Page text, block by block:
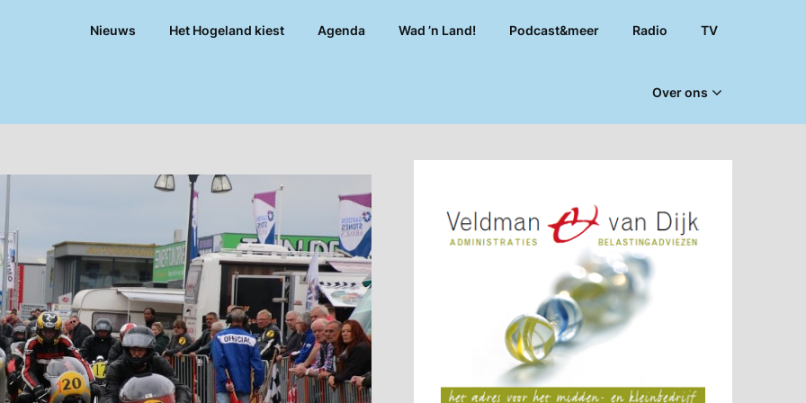
Nieuws Het Hogeland kiest Agenda Wad ’n Land! Podcast&meer Radio TV
Over ons